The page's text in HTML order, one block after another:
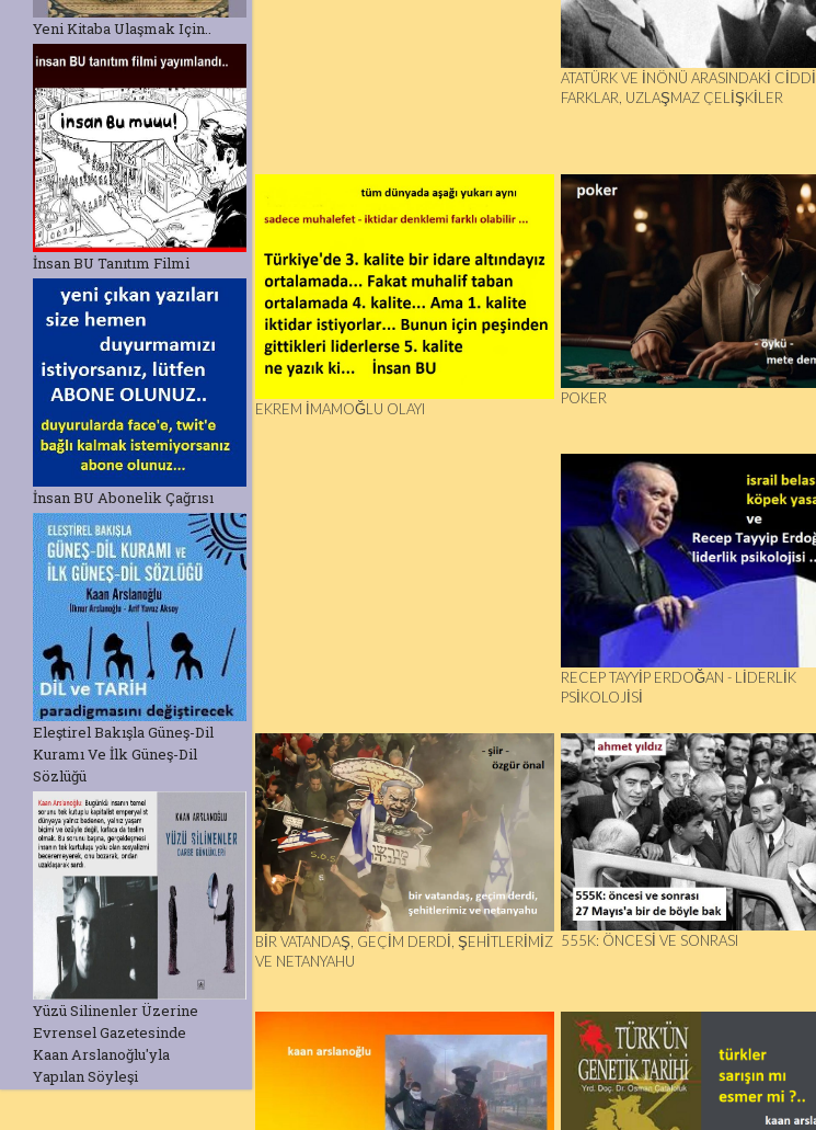
Yeni Kitaba Ulaşmak Için..
İnsan BU Tanıtım Filmi
İnsan BU Abonelik Çağrısı
Eleştirel Bakışla Güneş-Dil
Kuramı Ve İlk Güneş-Dil
Sözlüğü
Yüzü Silinenler Üzerine
Evrensel Gazetesinde
Kaan Arslanoğlu'yla
Yapılan Söyleşi
ATATÜRK VE İNÖNÜ ARASINDAKİ CİDDİ
FARKLAR, UZLAŞMAZ ÇELİŞKİLER
EKREM İMAMOĞLU OLAYI
POKER
RECEP TAYYIP ERDOĞAN - LIDERLIK
PSIKOLOJISI
BİR VATANDAŞ, GEÇİM DERDİ, ŞEHİTLERİMİZ
VE NETANYAHU
555K: ÖNCESI VE SONRASI